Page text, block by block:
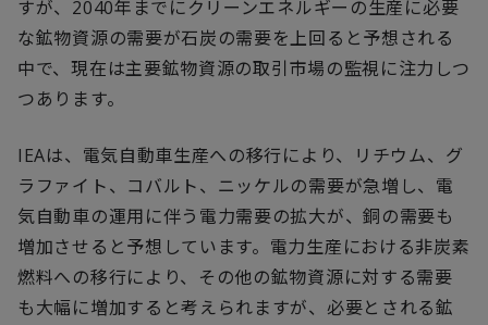
すが、2040年までにクリーンエネルギーの生産に必要
な鉱物資源の需要が石炭の需要を上回ると予想される
中で、現在は主要鉱物資源の取引市場の監視に注力しつ
つあります。
IEAは、電気自動車生産への移行により、リチウム、グ
ラファイト、コバルト、ニッケルの需要が急増し、電
気自動車の運用に伴う電力需要の拡大が、銅の需要も
増加させると予想しています。電力生産における非炭素
燃料への移行により、その他の鉱物資源に対する需要
も大幅に増加すると考えられますが、必要とされる鉱